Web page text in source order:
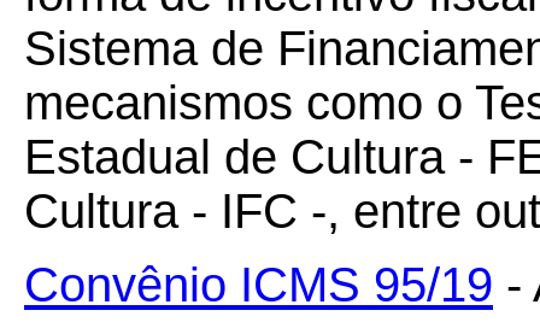
Sistema de
mecanismos como o
Estadual de Cultura -
Cultura - IFC -, entre
Convênio ICMS 95/19 -